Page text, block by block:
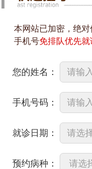
本网站已加密，绝
手机号免排队优先就
您的姓名：
手机号码：
就诊日期：
预约病种：